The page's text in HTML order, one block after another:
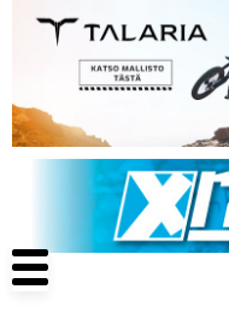
pääsisältöön
Main
navigation